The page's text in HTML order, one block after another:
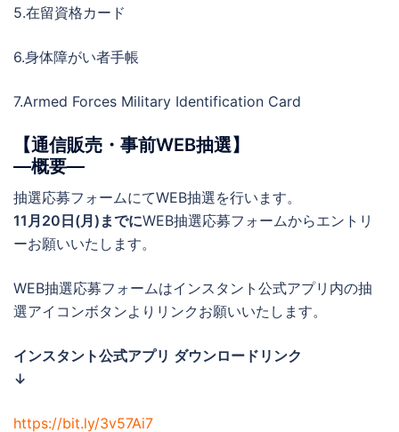
5.在留資格カード
6.身体障がい者手帳
7.Armed Forces Military Identification Card
【通信販売・事前WEB抽選】
―概要―
抽選応募フォームにてWEB抽選を行います。
11月20日(月)までにWEB抽選応募フォームからエントリ
ーお願いいたします。
WEB抽選応募フォームはインスタント公式アプリ内の抽
選アイコンボタンよりリンクお願いいたします。
インスタント公式アプリ ダウンロードリンク
↓
https://bit.ly/3v57Ai7